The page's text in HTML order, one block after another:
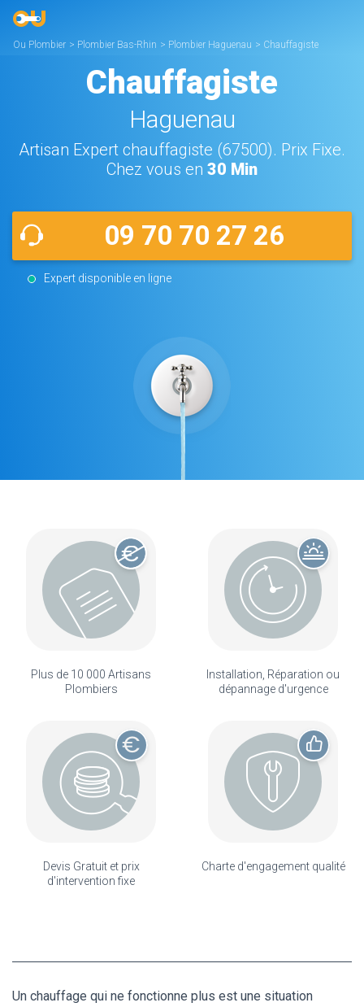
Ou Plombier > Plombier Bas-Rhin > Plombier Haguenau > Chauffagiste
Chauffagiste
Haguenau
Artisan Expert chauffagiste (67500). Prix Fixe.
Chez vous en 30 Min
09 70 70 27 26
Expert disponible en ligne
Plus de 10 000 Artisans
Plombiers
Installation, Réparation ou
dépannage d'urgence
Devis Gratuit et prix
d'intervention fixe
Charte d'engagement qualité
Un chauffage qui ne fonctionne plus est une situation